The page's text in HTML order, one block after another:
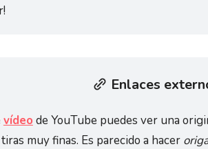
Enlaces
vídeo de YouTube puedes ver una
muy finas. Es parecido a hacer